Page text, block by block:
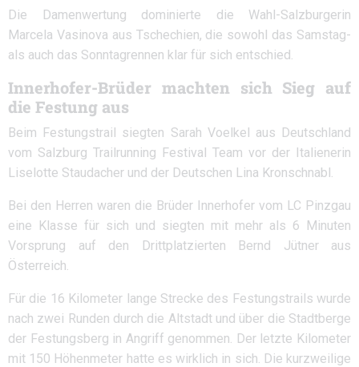
Die Damenwertung dominierte die Wahl-Salzburgerin
Marcela Vasinova aus Tschechien, die sowohl das Samstag-
als auch das Sonntagrennen klar für sich entschied.
Innerhofer-Brüder machten sich Sieg auf
die Festung aus
Beim Festungstrail siegten Sarah Voelkel aus Deutschland
vom Salzburg Trailrunning Festival Team vor der Italienerin
Liselotte Staudacher und der Deutschen Lina Kronschnabl.
Bei den Herren waren die Brüder Innerhofer vom LC Pinzgau
eine Klasse für sich und siegten mit mehr als 6 Minuten
Vorsprung auf den Drittplatzierten Bernd Jütner aus
Österreich.
Für die 16 Kilometer lange Strecke des Festungstrails wurde
nach zwei Runden durch die Altstadt und über die Stadtberge
der Festungsberg in Angriff genommen. Der letzte Kilometer
mit 150 Höhenmeter hatte es wirklich in sich. Die kurzweilige